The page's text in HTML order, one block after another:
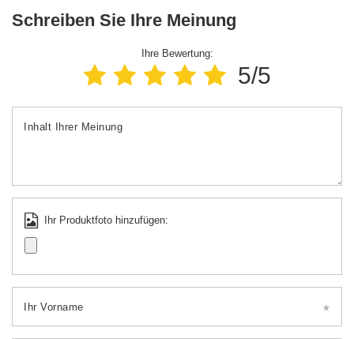
Schreiben Sie Ihre Meinung
Ihre Bewertung:
5/5
Inhalt Ihrer Meinung
Ihr Produktfoto hinzufügen:
Ihr Vorname